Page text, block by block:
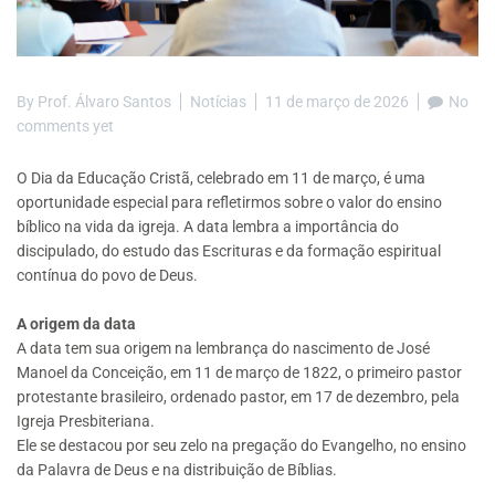
By Prof. Álvaro Santos Notícias 11 de março de 2026
No
comments yet
O Dia da Educação Cristã, celebrado em 11 de março, é uma
oportunidade especial para refletirmos sobre o valor do ensino
bíblico na vida da igreja. A data lembra a importância do
discipulado, do estudo das Escrituras e da formação espiritual
contínua do povo de Deus.
A origem da data
A data tem sua origem na lembrança do nascimento de José
Manoel da Conceição, em 11 de março de 1822, o primeiro pastor
protestante brasileiro, ordenado pastor, em 17 de dezembro, pela
Igreja Presbiteriana.
Ele se destacou por seu zelo na pregação do Evangelho, no ensino
da Palavra de Deus e na distribuição de Bíblias.